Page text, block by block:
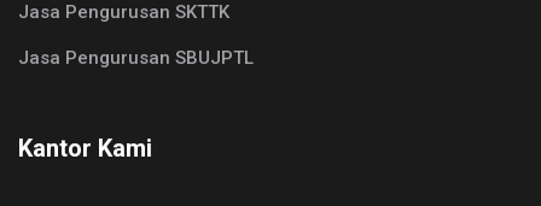
Jasa Pengurusan SKTTK
Jasa Pengurusan SBUJPTL
Kantor Kami